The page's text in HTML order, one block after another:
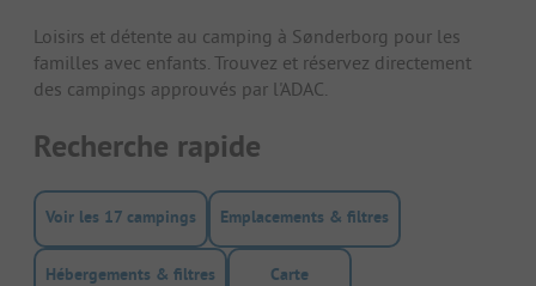
Loisirs et détente au camping à Sønderborg pour les
familles avec enfants. Trouvez et réservez directement
des campings approuvés par l'ADAC.
Recherche rapide
Voir les 17 campings Emplacements & filtres
Hébergements & filtres Carte